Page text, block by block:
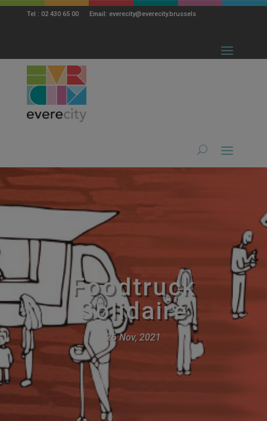
Tel : 02 430 65 00 Email: everecity@everecity.brussels
Foodtruck
Solidaire
26 Nov, 2021
modal-check